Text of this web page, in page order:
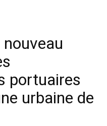
portuaires
urbaine de